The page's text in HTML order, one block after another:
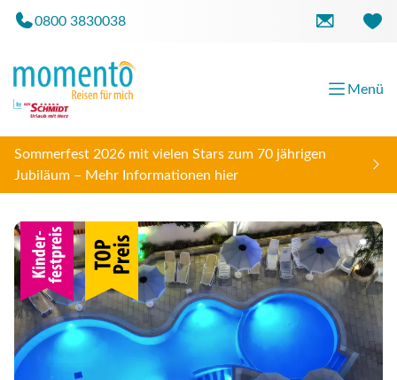
0800 3830038
Menü
Sommerfest 2026 mit vielen Stars zum 70 jährigen
Jubiläum – Mehr Informationen hier